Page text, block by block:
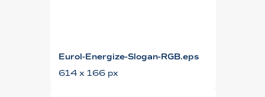
Eurol-Energize-Slogan-RGB.eps
614 x 166 px